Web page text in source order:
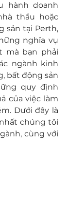
hành doanh
thầu hoặc
sản tại Perth,
nghĩa vụ
mà bạn phải
ngành kinh
bất động sản
quy định
của việc làm
Dưới đây là
chúng tôi
cùng với